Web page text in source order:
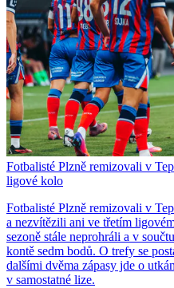
Fotbalisté Plzně remizovali v
ligové kolo
Fotbalisté Plzně remizovali v
a nezvítězili ani ve třetím
sezoně stále neprohráli a v
kontě sedm bodů. O trefy se
dalšími dvěma zápasy jde o
v samostatné lize.